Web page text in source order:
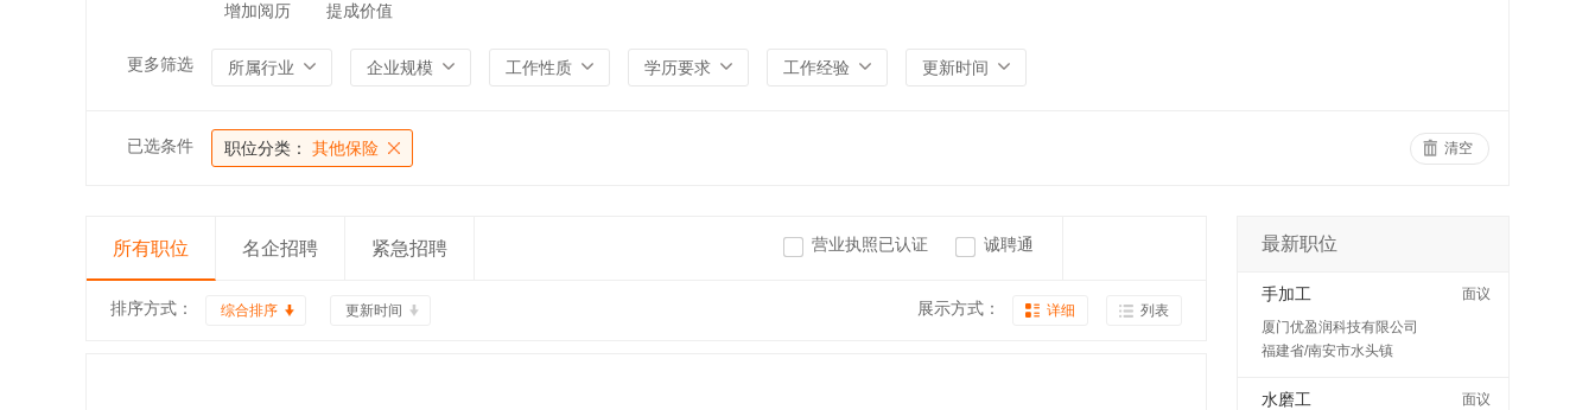
增加阅历 提成价值
更多筛选 所属行业 企业规模 工作性质 学历要求 工作经验 更新时间
已选条件 职位分类： 其他保险 清空
所有职位 名企招聘 紧急招聘 营业执照已认证 诚聘通
排序方式： 综合排序 更新时间 展示方式： 详细 列表
最新职位
手加工
面议
厦门优盈润科技有限公司
福建省/南安市水头镇
水磨工
面议